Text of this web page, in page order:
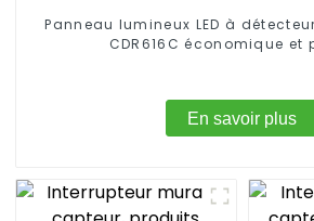
Panneau lumineux LED à
CDR616C économique et
En savoir plus